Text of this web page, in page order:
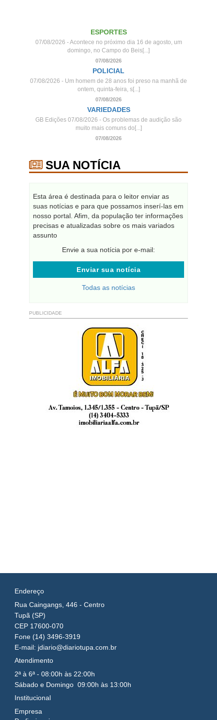
ESPORTES
07/08/2026 - Acontece no próximo dia 16 de agosto, um
domingo, no Campo do Beis[...]
07/08/2026
POLICIAL
07/08/2026 - Um homem de 28 anos foi preso na manhã de
ontem, quinta-feira, s[...]
07/08/2026
VARIEDADES
GB Edições 07/08/2026 - Os problemas de audição são
muito mais comuns do[...]
07/08/2026
SUA NOTÍCIA
Esta área é destinada para o leitor enviar as
suas notícias e para que possamos inserí-las em
nosso portal. Afim, da população ter informações
precisas e atualizadas sobre os mais variados
assunto
Envie a sua notícia por e-mail:
Enviar sua notícia
Todas as notícias
PUBLICIDADE
Endereço
Rua Caingangs, 446 - Centro
Tupã (SP)
CEP 17600-070
Fone (14) 3496-3919
E-mail: jdiario@diariotupa.com.br
Atendimento
2ª à 6ª - 08:00h às 22:00h
Sábado e Domingo 09:00h às 13:00h
Institucional
Empresa